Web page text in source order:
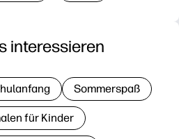
interessieren
Sommerspaß
für Kinder